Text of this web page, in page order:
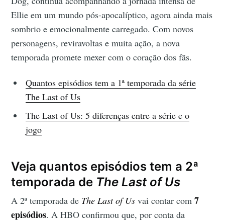
Ellie em um mundo pós-apocalíptico, agora ainda mais
sombrio e emocionalmente carregado. Com novos
personagens, reviravoltas e muita ação, a nova
temporada promete mexer com o coração dos fãs.
Quantos episódios tem a 1ª temporada da série
The Last of Us
The Last of Us: 5 diferenças entre a série e o
jogo
Veja quantos episódios tem a 2ª
temporada de The Last of Us
A 2ª temporada de The Last of Us vai contar com7
episódios. A HBO confirmou que, por conta da